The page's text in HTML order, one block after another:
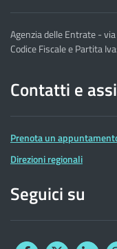
Agenzia delle Entrate -
Codice Fiscale e Partita
Contatti e
Prenota un
Direzioni regionali
Seguici su